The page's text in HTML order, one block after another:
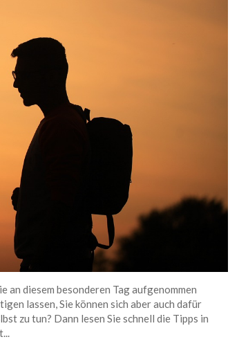
an diesem besonderen Tag aufgenommen
lassen, Sie können sich aber auch dafür
zu tun? Dann lesen Sie schnell die Tipps in